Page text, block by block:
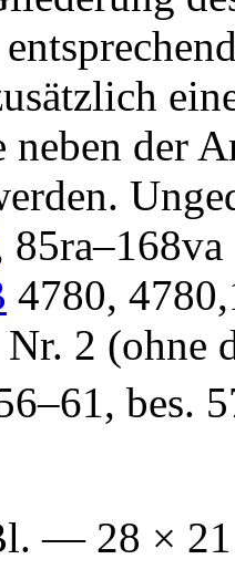
der
4780,
2 (ohne
bes.
— 28 ×